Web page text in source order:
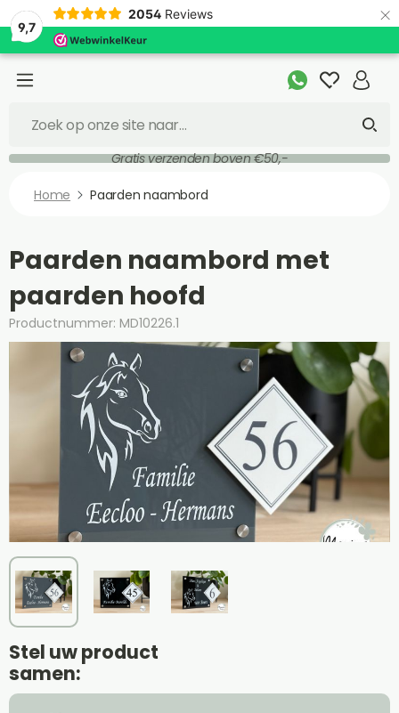
9,7
2054 Reviews ×
Gratis verzenden boven €50,-
Home Paarden naambord
Paarden naambord met
paarden hoofd
Productnummer: MD10226.1
Stel uw product
samen: